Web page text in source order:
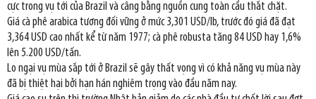
cực trong vụ tới của Brazil và câng bằng nguồn cung toàn cầu thắt chặt.
Giá cà phê arabica tương đối vững ở mức 3,301 USD/lb, trước đó giá đã đạt
3,364 USD cao nhất kể từ năm 1977; cà phê robusta tăng 84 USD hay 1,6%
lên 5.200 USD/tấn.
Lo ngại vụ mùa sắp tới ở Brazil sẽ gây thất vọng vì có khả năng vụ mùa này
đã bị thiệt hại bởi hạn hán nghiêm trọng vào đầu năm nay.